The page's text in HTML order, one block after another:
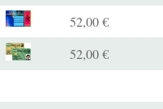
52,00 €
52,00 €